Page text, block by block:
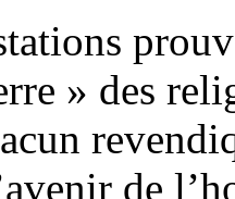
» des
de